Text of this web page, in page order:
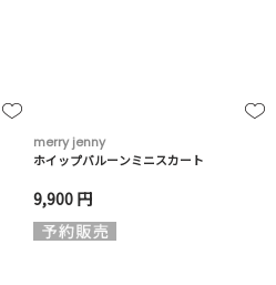
merry jenny
ホイップバルーンミニスカート
9,900 円